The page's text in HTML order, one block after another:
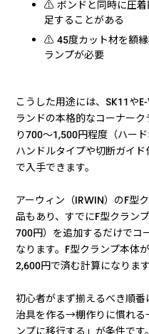
⚠️ ボンドと同時に圧着
足することがある
⚠️ 45度カット材を額
ランプが必要
こうした用途には、SK11や
ランドの本格的なコーナー
り700〜1,500円程度（ハー
ハンドルタイプや切断ガイ
で入手できます。
アーウィン（IRWIN）のF型
品もあり、すでにF型クラン
700円）を追加するだけでコ
なります。F型クランプ本体
2,600円で済む計算になります
初心者がまず揃えるべき順
治具を作る→棚作りに慣れ
ンプに移行する」が条件で